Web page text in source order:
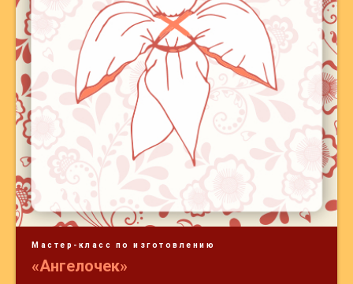
Мастер-класс по изготовлению
«Ангелочек»